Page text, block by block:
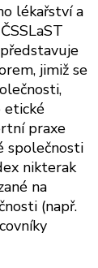
lékařství a
jimiž se
etické
praxe
společnosti
nikterak
na
(např.